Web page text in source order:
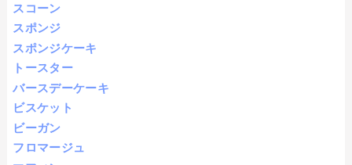
スコーン
スポンジ
スポンジケーキ
トースター
バースデーケーキ
ビスケット
ビーガン
フロマージュ